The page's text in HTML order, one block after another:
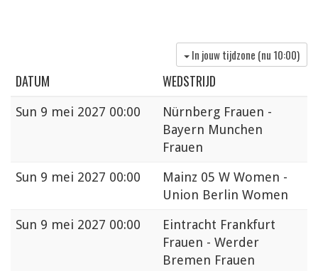
In jouw tijdzone (nu 10:00)
DATUM WEDSTRIJD
Sun 9 mei 2027 00:00
Nürnberg Frauen -
Bayern Munchen
Frauen
Sun 9 mei 2027 00:00
Mainz 05 W Women -
Union Berlin Women
Sun 9 mei 2027 00:00
Eintracht Frankfurt
Frauen - Werder
Bremen Frauen